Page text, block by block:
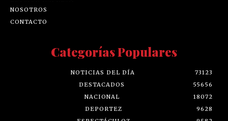
NOSOTROS
CONTACTO
Categorías Populares
NOTICIAS DEL DÍA
73123
DESTACADOS
55656
NACIONAL
18072
DEPORTEZ
9628